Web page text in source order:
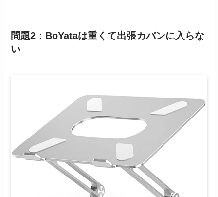
問題2：BoYataは重くて出張カバンに入らな
い